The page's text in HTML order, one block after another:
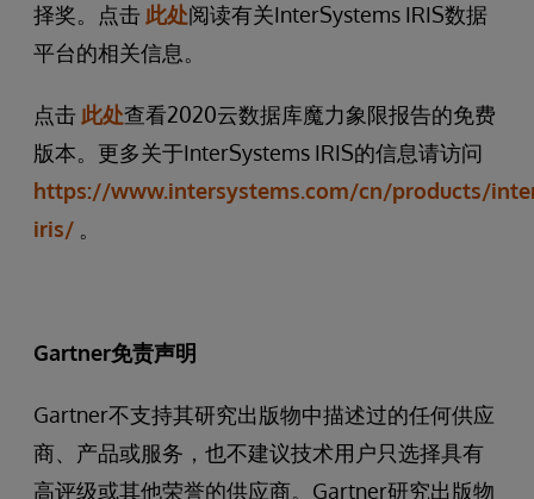
择奖。点击 此处阅读有关InterSystems IRIS数据
平台的相关信息。
点击 此处查看2020云数据库魔力象限报告的免费
版本。更多关于InterSystems IRIS的信息请访问
https://www.intersystems.com/cn/products/
iris/ 。
Gartner免责声明
Gartner不支持其研究出版物中描述过的任何供应
商、产品或服务，也不建议技术用户只选择具有
高评级或其他荣誉的供应商。Gartner研究出版物